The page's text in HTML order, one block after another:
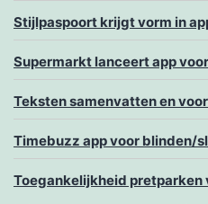
Stijlpaspoort krijgt vorm in
Supermarkt lanceert app
Teksten samenvatten en
Timebuzz app voor blinden/
Toegankelijkheid pretparken